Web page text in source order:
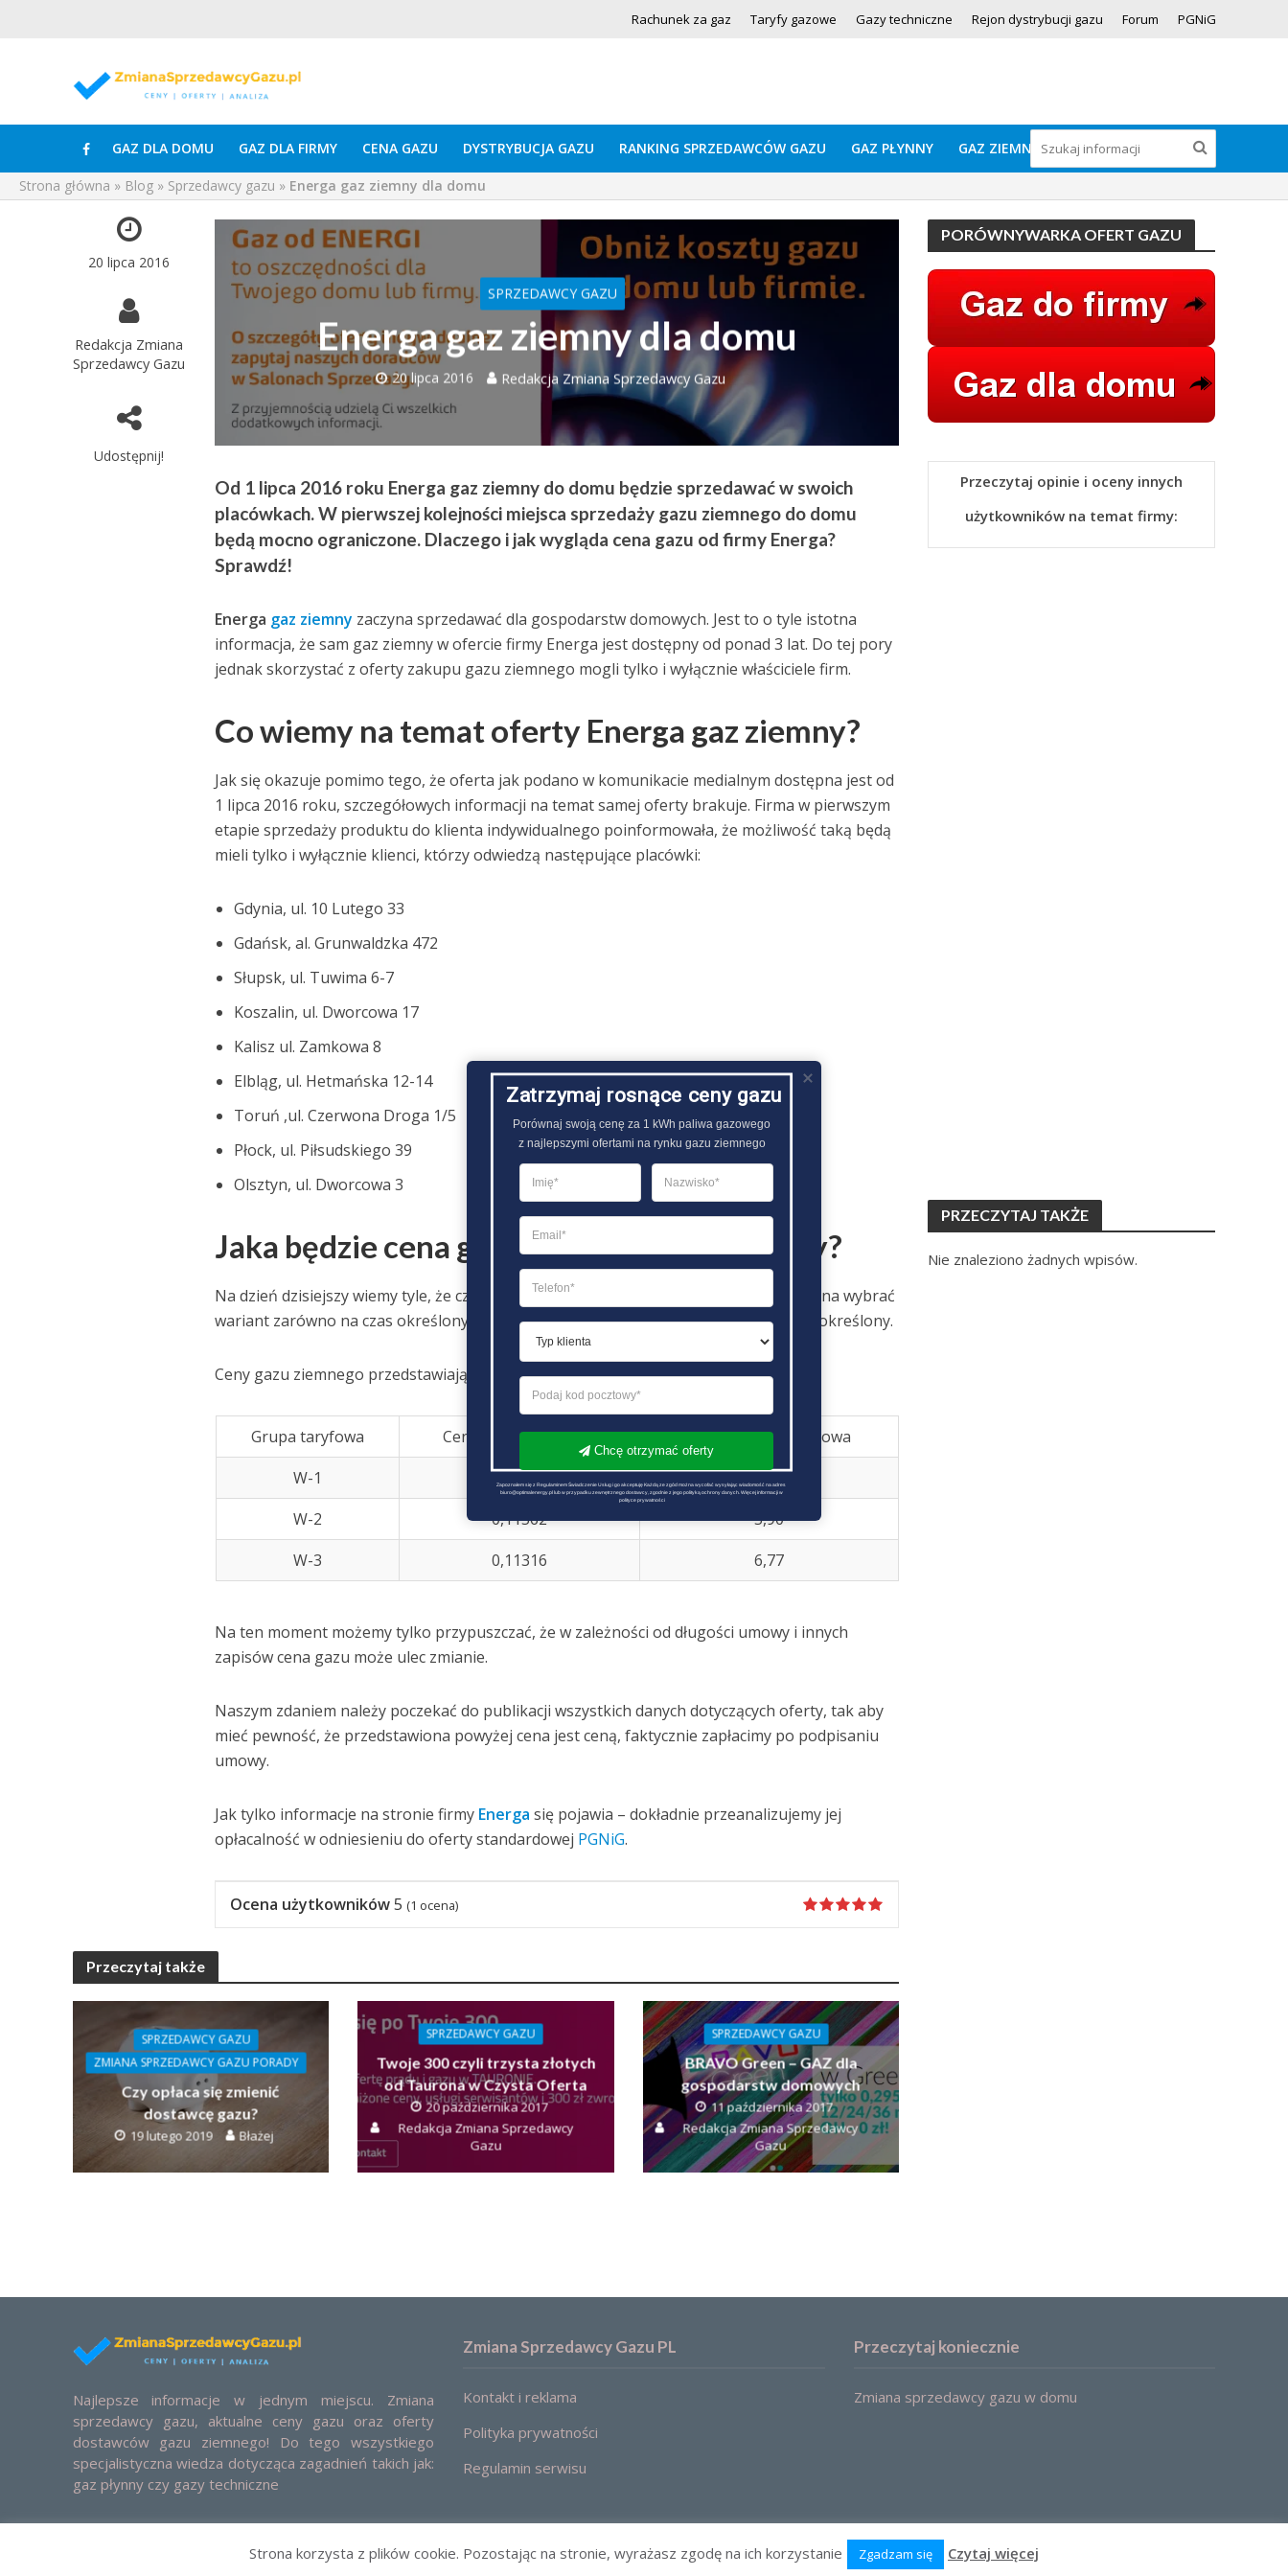
Rachunek za gaz Taryfy gazowe Gazy techniczne Rejon dystrybucji gazu Forum PGNiG
GAZ DLA DOMU GAZ DLA FIRMY CENA GAZU DYSTRYBUCJA GAZU RANKING SPRZEDAWCÓW GAZU GAZ PŁYNNY GAZ ZIEMNY
Strona główna » Blog » Sprzedawcy gazu » Energa gaz ziemny dla domu
20 lipca 2016
Redakcja Zmiana
Sprzedawcy Gazu
Udostępnij!
SPRZEDAWCY GAZU
Energa gaz ziemny dla domu
20 lipca 2016 Redakcja Zmiana Sprzedawcy Gazu
Od 1 lipca 2016 roku Energa gaz ziemny do domu będzie sprzedawać w swoich
placówkach. W pierwszej kolejności miejsca sprzedaży gazu ziemnego do domu
będą mocno ograniczone. Dlaczego i jak wygląda cena gazu od firmy Energa?
Sprawdź!
Energa gaz ziemny zaczyna sprzedawać dla gospodarstw domowych. Jest to o tyle istotna
informacja, że sam gaz ziemny w ofercie firmy Energa jest dostępny od ponad 3 lat. Do tej pory
jednak skorzystać z oferty zakupu gazu ziemnego mogli tylko i wyłącznie właściciele firm.
Co wiemy na temat oferty Energa gaz ziemny?
Jak się okazuje pomimo tego, że oferta jak podano w komunikacie medialnym dostępna jest od
1 lipca 2016 roku, szczegółowych informacji na temat samej oferty brakuje. Firma w pierwszym
etapie sprzedaży produktu do klienta indywidualnego poinformowała, że możliwość taką będą
mieli tylko i wyłącznie klienci, którzy odwiedzą następujące placówki:
Gdynia, ul. 10 Lutego 33
Gdańsk, al. Grunwaldzka 472
Słupsk, ul. Tuwima 6-7
Koszalin, ul. Dworcowa 17
Kalisz ul. Zamkowa 8
Elbląg, ul. Hetmańska 12-14
Toruń ,ul. Czerwona Droga 1/5
Płock, ul. Piłsudskiego 39
Olsztyn, ul. Dworcowa 3
Jaka będzie cena gazu i czas trwania umowy?
Na dzień dzisiejszy wiemy tyle, że czas trwania umowy będzie elastyczny i będzie można wybrać
wariant zarówno na czas określony jak również opcję podpisania umowy na czas nieokreślony.
Ceny gazu ziemnego przedstawiają się następująco:
Grupa taryfowa Cena za kWh (brutto)
Opłata abonamentowa
W-1
0,12162
3,57
W-2
0,11562
5,90
W-3
0,11316 6,77
Na ten moment możemy tylko przypuszczać, że w zależności od długości umowy i innych
zapisów cena gazu może ulec zmianie.
Naszym zdaniem należy poczekać do publikacji wszystkich danych dotyczących oferty, tak aby
mieć pewność, że przedstawiona powyżej cena jest ceną, faktycznie zapłacimy po podpisaniu
umowy.
Jak tylko informacje na stronie firmy Energa się pojawia – dokładnie przeanalizujemy jej
opłacalność w odniesieniu do oferty standardowej PGNiG.
Ocena użytkowników5 (1 ocena)
Przeczytaj także
SPRZEDAWCY GAZU
ZMIANA SPRZEDAWCY GAZU PORADY
Czy opłaca się zmienić
dostawcę gazu?
19 lutego 2019 Błażej
SPRZEDAWCY GAZU
Twoje 300 czyli trzysta złotych
od Taurona w Czysta Oferta
20 października 2017
Redakcja Zmiana Sprzedawcy
Gazu
SPRZEDAWCY GAZU
BRAVO Green – GAZ dla
gospodarstw domowych
11 października 2017
Redakcja Zmiana Sprzedawcy
Gazu
PORÓWNYWARKA OFERT GAZU
Przeczytaj opinie i oceny innych
użytkowników na temat firmy:
PRZECZYTAJ TAKŻE
Nie znaleziono żadnych wpisów.
Najlepsze informacje w jednym miejscu. Zmiana
sprzedawcy gazu, aktualne ceny gazu oraz oferty
dostawców gazu ziemnego! Do tego wszystkiego
specjalistyczna wiedza dotycząca zagadnień takich jak:
gaz płynny czy gazy techniczne
Zmiana Sprzedawcy Gazu PL
Kontakt i reklama
Polityka prywatności
Regulamin serwisu
Przeczytaj koniecznie
Zmiana sprzedawcy gazu w domu
2021 © Zmiana sprzedawcy gazu. Ceny, oferty, porównanie
Zatrzymaj rosnące ceny gazu
Porównaj swoją cenę za 1 kWh paliwa gazowego
z najlepszymi ofertami na rynku gazu ziemnego
Chcę otrzymać oferty
Zapoznałem się z Regulaminem Świadczenie Usług i go akceptuję Każdą ze zgód można wycofać wysyłając wiadomość na adres
biuro@optimalenergy.pl lub w przypadku zewnętrznego dostawcy, zgodnie z jego polityką ochrony danych. Więcej informacji w
polityce prywatności
Strona korzysta z plików cookie. Pozostając na stronie, wyrażasz zgodę na ich korzystanie Zgadzam się Czytaj więcej